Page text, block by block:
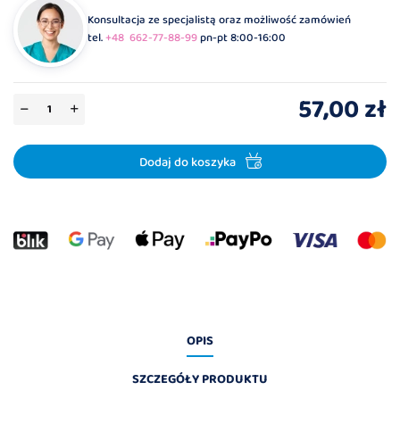
Konsultacja ze specjalistą oraz możliwość zamówień
tel.+48 662-77-88-99pn-pt 8:00-16:00
57,00 zł
Dodaj do koszyka
OPIS
SZCZEGÓŁY PRODUKTU